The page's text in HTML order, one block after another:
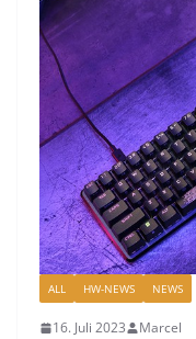
ALL HW-NEWS NEWS
16. Juli 2023 Marcel